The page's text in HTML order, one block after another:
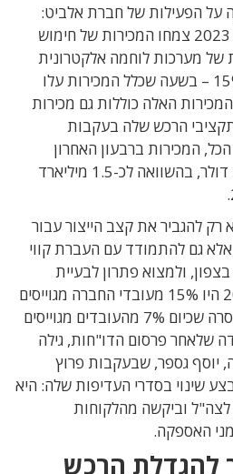
הפעילות של חברת אלביט:
במהלך הרבעון האחרון של 2023 צמחו המכירות של חימוש
והמכירות של מערכות לוחמה אלקטרונית
וציוד אלקטרו-אופטי בכ-15% – בשעה שכלל המכירות עלו
שהמכירות האלה כוללות גם מכירות
הרכש שלה בעקבות
המכירות ברבעון האחרון
הסתכמו בכ-1.62 מיליארד דולר, בהשוואה לכ-1.5 מיליארד
להגביר את קצב הייצור עבור
גם להתמודד עם העברת קווי
ולמצוא פתרון לבעיית
המילואים. עד דצמבר 2023 היו 15% מעובדי החברה מגוייסים
לשירות מילואים. החברה מסרה שכיום 7% מהעובדים מגוייסים
שלאחר פרסום הדו"חות, גילה
יוסף גספר, שבעקבות פרוץ
שינוי בסדרי העדיפות שלה: היא
וביקשה מהלקוחות
האספקה.
להגדלת הרכש